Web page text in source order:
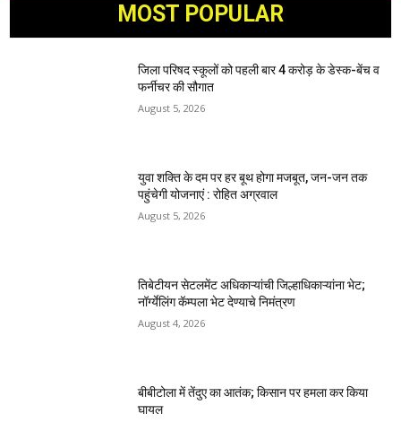
MOST POPULAR
जिला परिषद स्कूलों को पहली बार 4 करोड़ के डेस्क-बेंच व
फर्नीचर की सौगात
August 5, 2026
युवा शक्ति के दम पर हर बूथ होगा मजबूत, जन-जन तक
पहुंचेगी योजनाएं : रोहित अग्रवाल
August 5, 2026
तिबेटीयन सेटलमेंट अधिकाऱ्यांची जिल्हाधिकाऱ्यांना भेट;
नॉर्ग्येलिंग कॅम्पला भेट देण्याचे निमंत्रण
August 4, 2026
बीबीटोला में तेंदुए का आतंक; किसान पर हमला कर किया
घायल